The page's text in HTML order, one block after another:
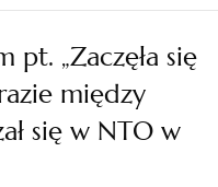
pt. „Zaczęła się
między
się w NTO w